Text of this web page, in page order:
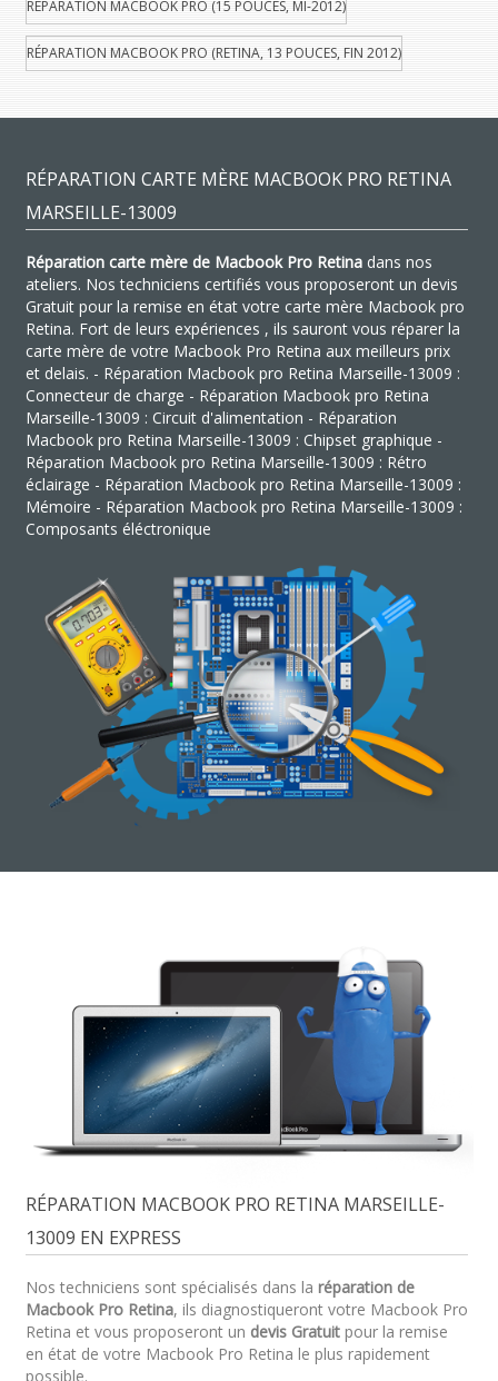
RÉPARATION MACBOOK PRO (15 POUCES, MI-2012)
RÉPARATION MACBOOK PRO (RETINA, 13 POUCES, FIN 2012)
RÉPARATION CARTE MÈRE MACBOOK PRO RETINA
MARSEILLE-13009
Réparation carte mère de Macbook Pro Retinadans nos
ateliers. Nos techniciens certifiés vous proposeront un devis
Gratuit pour la remise en état votre carte mère Macbook pro
Retina. Fort de leurs expériences , ils sauront vous réparer la
carte mère de votre Macbook Pro Retina aux meilleurs prix
et delais. - Réparation Macbook pro Retina Marseille-13009 :
Connecteur de charge - Réparation Macbook pro Retina
Marseille-13009 : Circuit d'alimentation - Réparation
Macbook pro Retina Marseille-13009 : Chipset graphique -
Réparation Macbook pro Retina Marseille-13009 : Rétro
éclairage - Réparation Macbook pro Retina Marseille-13009 :
Mémoire - Réparation Macbook pro Retina Marseille-13009 :
Composants éléctronique
RÉPARATION MACBOOK PRO RETINA MARSEILLE-
13009 EN EXPRESS
Nos techniciens sont spécialisés dans la réparation de
Macbook Pro Retina, ils diagnostiqueront votre Macbook Pro
Retina et vous proposeront un devis Gratuitpour la remise
en état de votre Macbook Pro Retina le plus rapidement
possible.